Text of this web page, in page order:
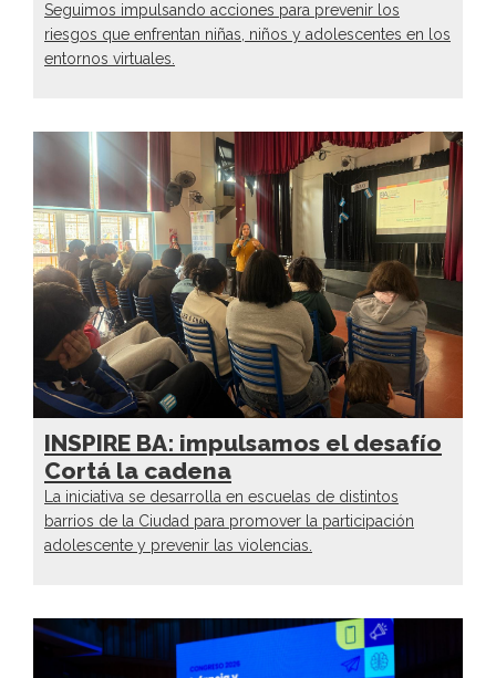
Seguimos impulsando acciones para prevenir los
riesgos que enfrentan niñas, niños y adolescentes en los
entornos virtuales.
INSPIRE BA: impulsamos el desafío
Cortá la cadena
La iniciativa se desarrolla en escuelas de distintos
barrios de la Ciudad para promover la participación
adolescente y prevenir las violencias.